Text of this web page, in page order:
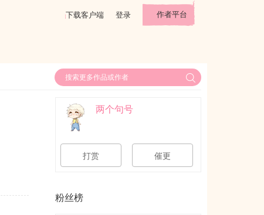
下载客户端 登录 作者平台
两个句号
打赏 催更
粉丝榜